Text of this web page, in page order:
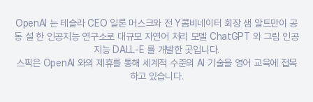
OpenAI 는 테슬라 CEO 일론 머스크와 전 Y콤비네이터 회장 샘 알트만이 공
동 설 한 인공지능 연구소로 대규모 자연어 처리 모델 ChatGPT 와 그림 인공
지능 DALL-E 를 개발한 곳입니다.
스픽은 OpenAI 와의 제휴를 통해 세계적 수준의 AI 기술을 영어 교육에 접목
하고 있습니다.